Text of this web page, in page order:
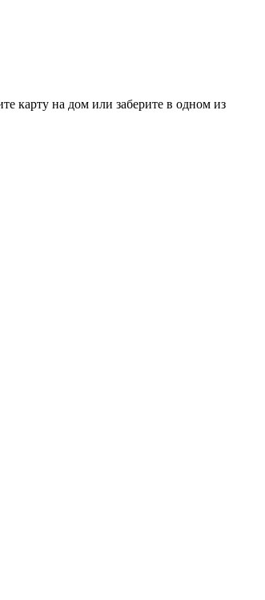
карту на дом или заберите в одном из